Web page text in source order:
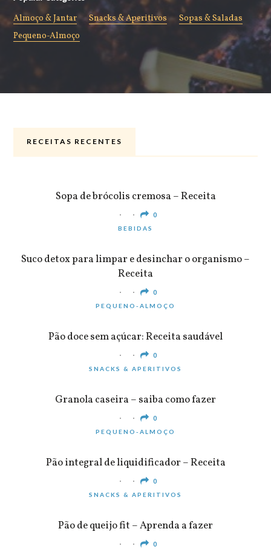
Almoço & Jantar Snacks & Aperitivos
Sopas & Saladas
Pequeno-Almoço
RECEITAS RECENTES
Sopa de brócolis cremosa – Receita
0
BEBIDAS
Suco detox para limpar e desinchar o organismo –
Receita
0
PEQUENO-ALMOÇO
Pão doce sem açúcar: Receita saudável
0
SNACKS & APERITIVOS
Granola caseira – saiba como fazer
0
PEQUENO-ALMOÇO
Pão integral de liquidificador – Receita
0
SNACKS & APERITIVOS
Pão de queijo fit – Aprenda a fazer
0